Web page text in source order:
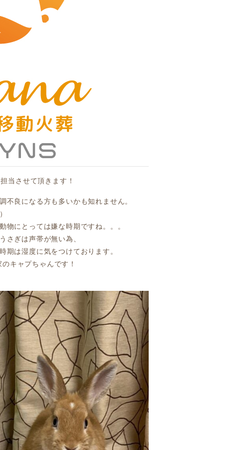
当させて頂きます！
不良になる方も多いかも知れません。
物にとっては嫌な時期ですね。。。
さぎは声帯が無い為、
期は湿度に気をつけております。
キャプちゃんです！